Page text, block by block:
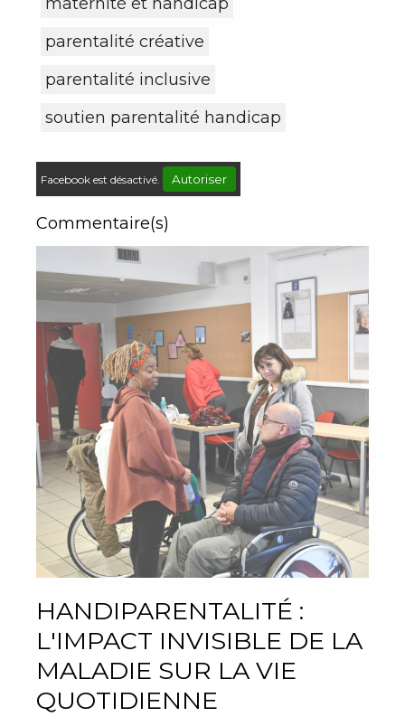
parentalité créative
parentalité inclusive
soutien parentalité handicap
Facebook est désactivé. Autoriser
Commentaire(s)
HANDIPARENTALITÉ :
L'IMPACT INVISIBLE DE LA
MALADIE SUR LA VIE
QUOTIDIENNE